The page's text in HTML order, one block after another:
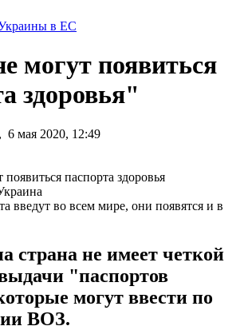
в ЕС
могут появиться
здоровья"
6 мая 2020, 12:49
введут во всем мире, они появятся и в
страна не имеет четкой
"паспортов
могут ввести по
ВОЗ.